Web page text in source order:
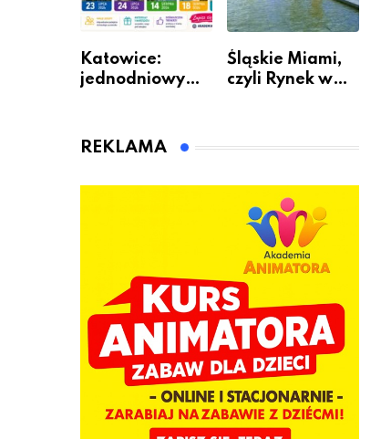
Katowice:
jednodniowy
animatora
Śląskie Miami,
czyli Rynek w
REKLAMA